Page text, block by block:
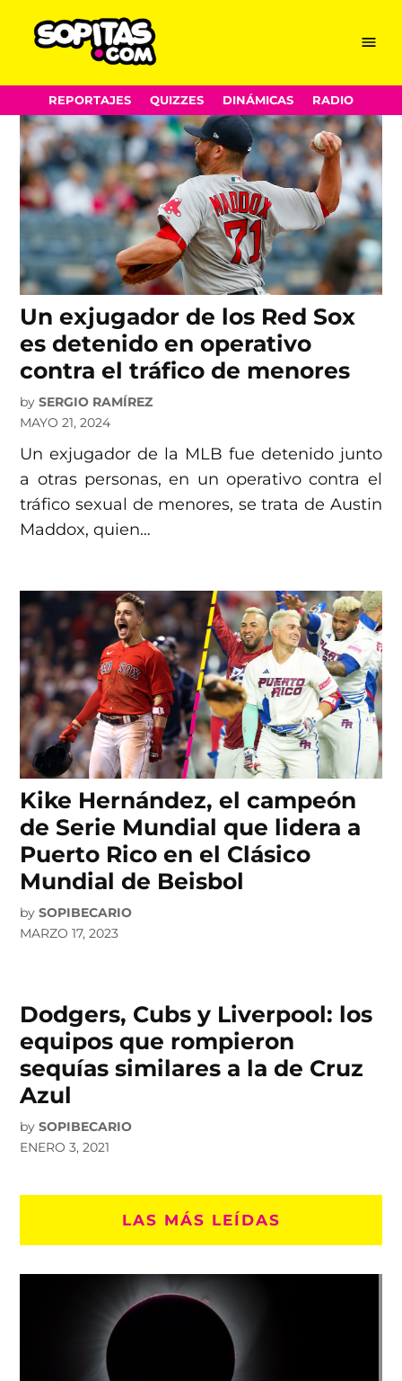
content
Menu
REPORTAJES QUIZZES DINÁMICAS RADIO
Red Sox
Un exjugador de los Red Sox
es detenido en operativo
contra el tráfico de menores
by SERGIO RAMÍREZ
MAYO 21, 2024
Un exjugador de la MLB fue detenido junto
a otras personas, en un operativo contra el
tráfico sexual de menores, se trata de Austin
Maddox, quien…
Kike Hernández, el campeón
de Serie Mundial que lidera a
Puerto Rico en el Clásico
Mundial de Beisbol
by SOPIBECARIO
MARZO 17, 2023
Dodgers, Cubs y Liverpool: los
equipos que rompieron
sequías similares a la de Cruz
Azul
by SOPIBECARIO
ENERO 3, 2021
LAS MÁS LEÍDAS